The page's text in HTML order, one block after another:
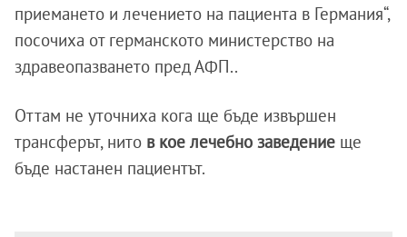
приемането и лечението на пациента в Германия“,
посочиха от германското министерство на
здравеопазването пред АФП..
Оттам не уточниха кога ще бъде извършен
трансферът, нито в кое лечебно заведение ще
бъде настанен пациентът.